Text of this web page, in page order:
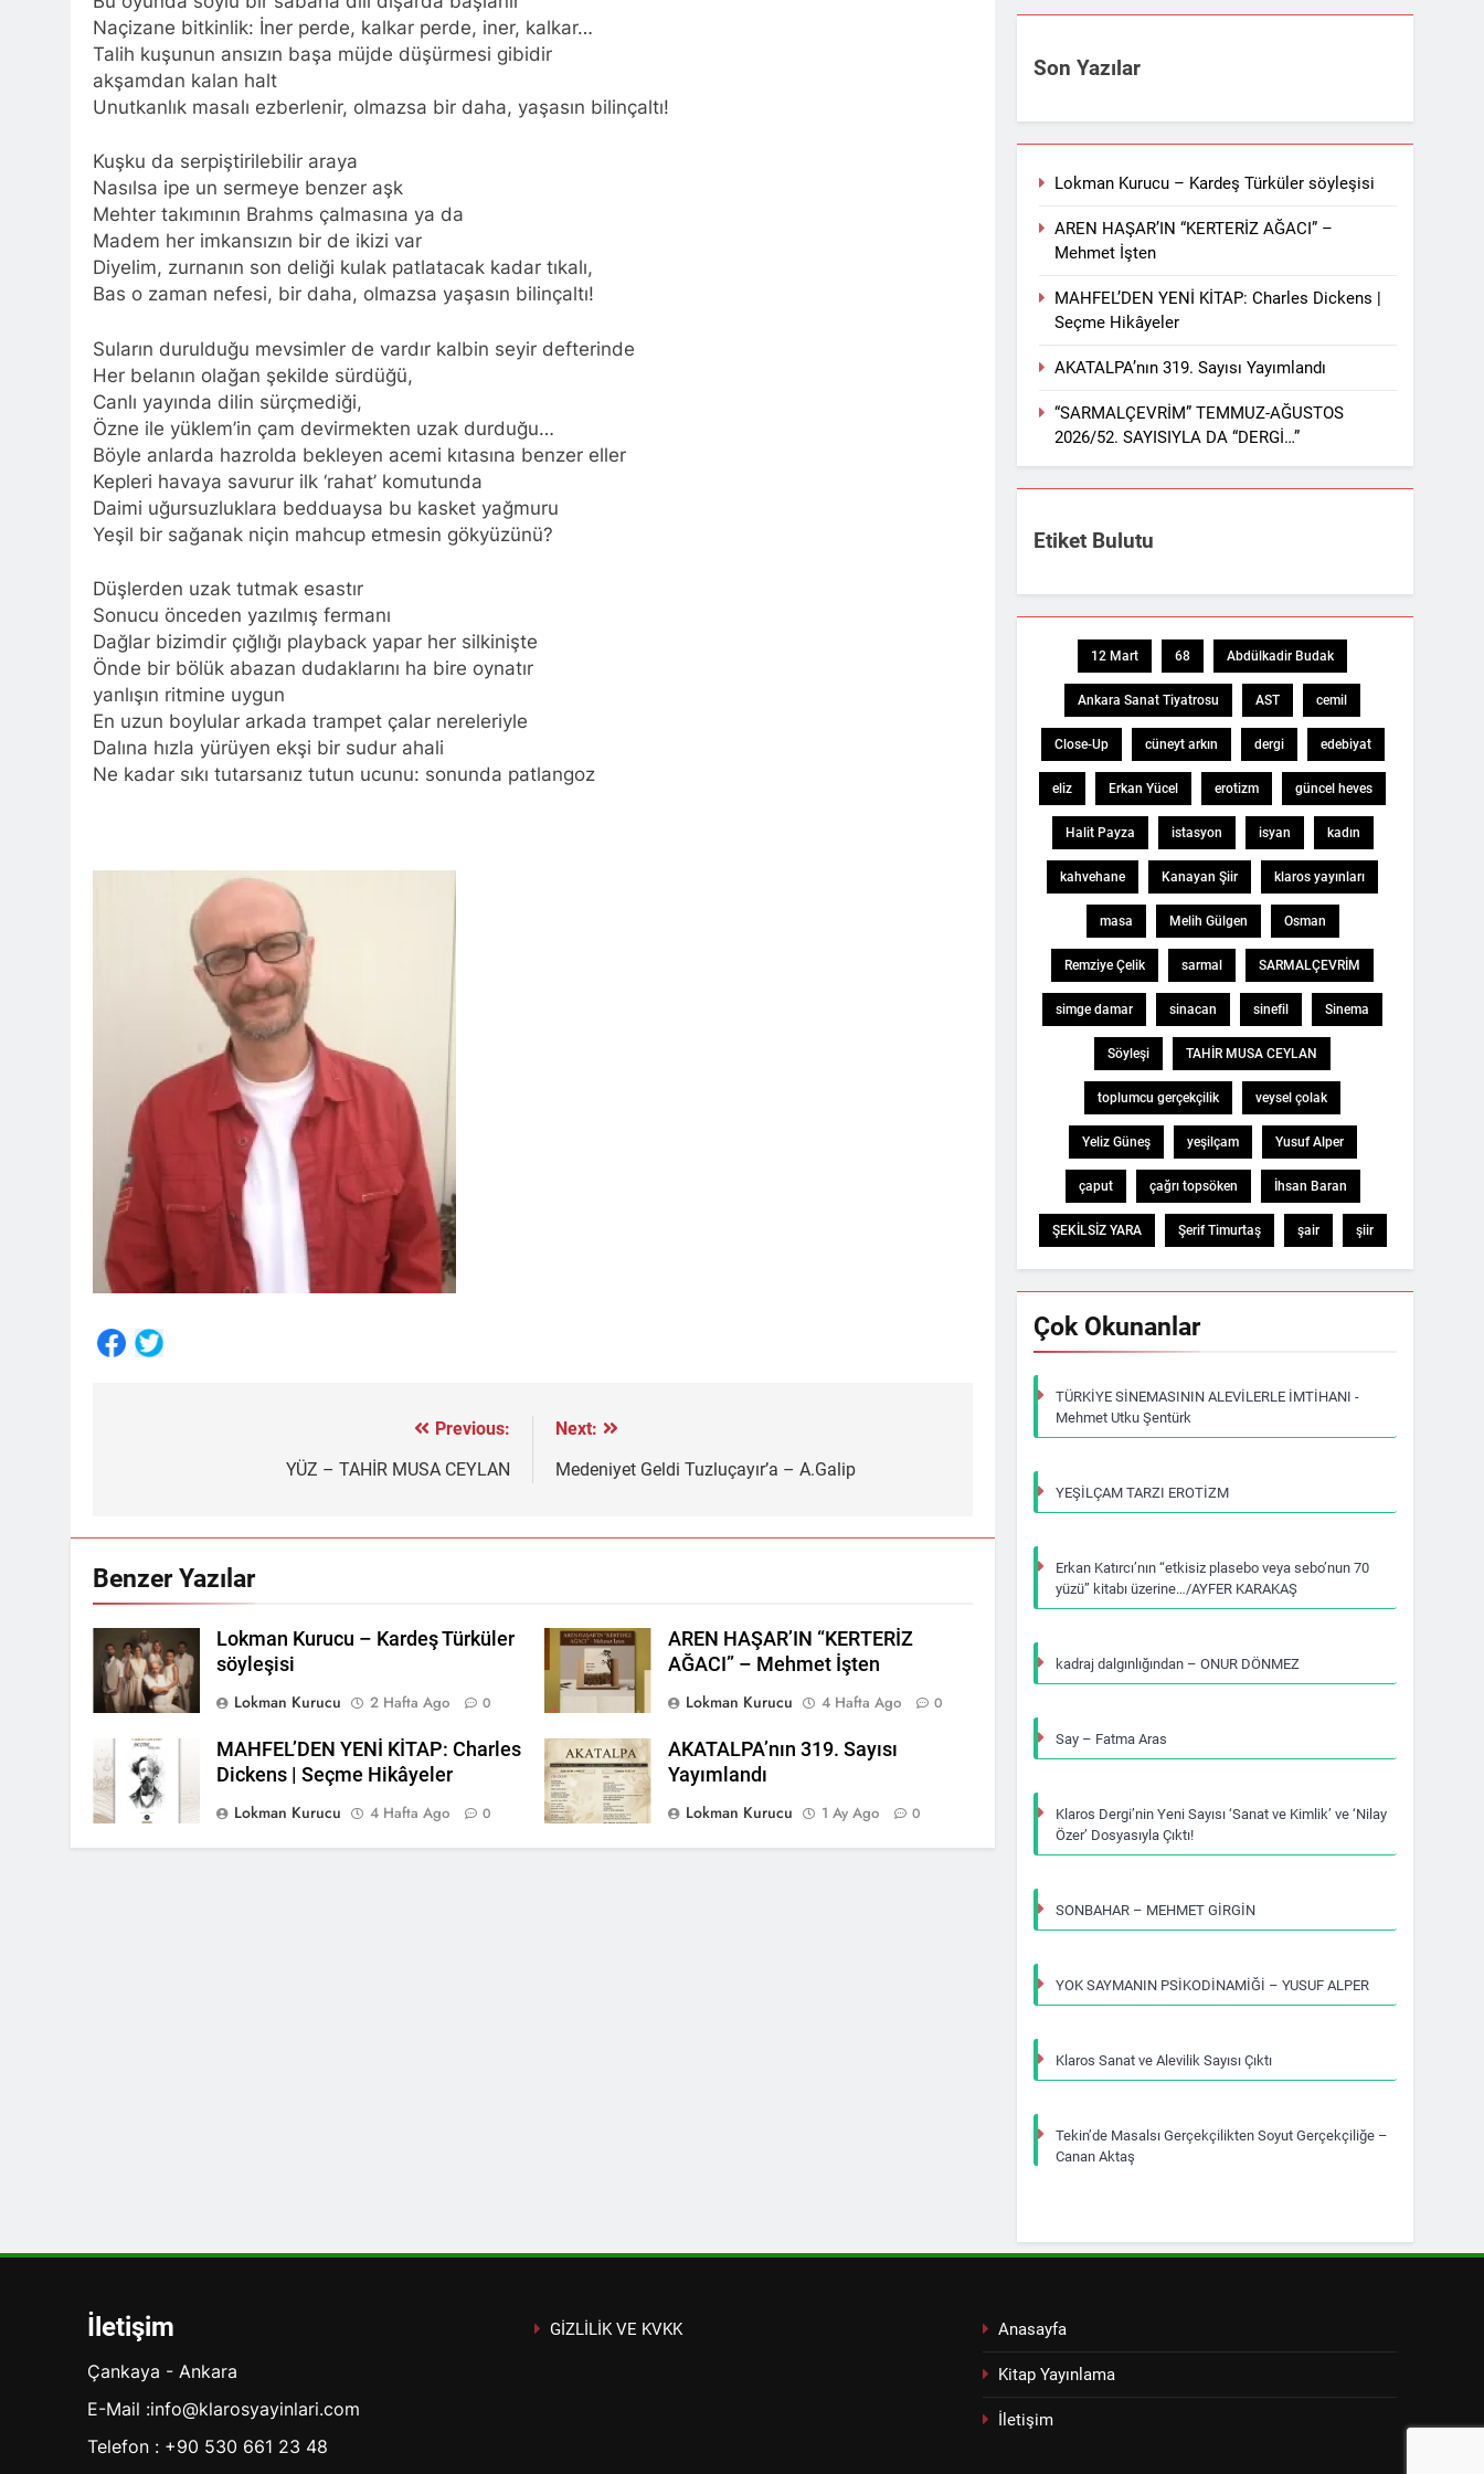
Naçizane bitkinlik: İner perde, kalkar perde, iner, kalkar…
Talih kuşunun ansızın başa müjde düşürmesi gibidir
akşamdan kalan halt
Unutkanlık masalı ezberlenir, olmazsa bir daha, yaşasın bilinçaltı!
Kuşku da serpiştirilebilir araya
Nasılsa ipe un sermeye benzer aşk
Mehter takımının Brahms çalmasına ya da
Madem her imkansızın bir de ikizi var
Diyelim, zurnanın son deliği kulak patlatacak kadar tıkalı,
Bas o zaman nefesi, bir daha, olmazsa yaşasın bilinçaltı!
Suların durulduğu mevsimler de vardır kalbin seyir defterinde
Her belanın olağan şekilde sürdüğü,
Canlı yayında dilin sürçmediği,
Özne ile yüklem’in çam devirmekten uzak durduğu…
Böyle anlarda hazrolda bekleyen acemi kıtasına benzer eller
Kepleri havaya savurur ilk ‘rahat’ komutunda
Daimi uğursuzluklara bedduaysa bu kasket yağmuru
Yeşil bir sağanak niçin mahcup etmesin gökyüzünü?
Düşlerden uzak tutmak esastır
Sonucu önceden yazılmış fermanı
Dağlar bizimdir çığlığı playback yapar her silkinişte
Önde bir bölük abazan dudaklarını ha bire oynatır
yanlışın ritmine uygun
En uzun boylular arkada trampet çalar nereleriyle
Dalına hızla yürüyen ekşi bir sudur ahali
Ne kadar sıkı tutarsanız tutun ucunu: sonunda patlangoz
Previous:
YÜZ – TAHİR MUSA CEYLAN
Next:
Medeniyet Geldi Tuzluçayır’a – A.Galip
Benzer Yazılar
Lokman Kurucu – Kardeş Türküler
söyleşisi
Lokman Kurucu
2 Hafta Ago 0
AREN HAŞAR’IN “KERTERİZ
AĞACI” – Mehmet İşten
Lokman Kurucu
4 Hafta Ago 0
MAHFEL’DEN YENİ KİTAP: Charles
Dickens | Seçme Hikâyeler
Lokman Kurucu
4 Hafta Ago 0
AKATALPA’nın 319. Sayısı
Yayımlandı
Lokman Kurucu
1 Ay Ago 0
Son Yazılar
Lokman Kurucu – Kardeş Türküler söyleşisi
AREN HAŞAR’IN “KERTERİZ AĞACI” –
Mehmet İşten
MAHFEL’DEN YENİ KİTAP: Charles Dickens |
Seçme Hikâyeler
AKATALPA’nın 319. Sayısı Yayımlandı
“SARMALÇEVRİM” TEMMUZ-AĞUSTOS
2026/52. SAYISIYLA DA “DERGİ…”
Etiket Bulutu
12 Mart 68 Abdülkadir Budak
Ankara Sanat Tiyatrosu AST cemil
Close-Up cüneyt arkın dergi edebiyat
eliz Erkan Yücel erotizm güncel heves
Halit Payza istasyon isyan kadın
kahvehane Kanayan Şiir klaros yayınları
masa Melih Gülgen Osman
Remziye Çelik sarmal SARMALÇEVRİM
simge damar sinacan sinefil Sinema
Söyleşi TAHİR MUSA CEYLAN
toplumcu gerçekçilik veysel çolak
Yeliz Güneş yeşilçam Yusuf Alper
çaput çağrı topsöken İhsan Baran
ŞEKİLSİZ YARA Şerif Timurtaş şair şiir
Çok Okunanlar
TÜRKİYE SİNEMASININ ALEVİLERLE İMTİHANI -
Mehmet Utku Şentürk
YEŞİLÇAM TARZI EROTİZM
Erkan Katırcı’nın “etkisiz plasebo veya sebo’nun 70
yüzü” kitabı üzerine…/AYFER KARAKAŞ
kadraj dalgınlığından – ONUR DÖNMEZ
Say – Fatma Aras
Klaros Dergi’nin Yeni Sayısı ‘Sanat ve Kimlik’ ve ‘Nilay
Özer’ Dosyasıyla Çıktı!
SONBAHAR – MEHMET GİRGİN
YOK SAYMANIN PSİKODİNAMİĞİ – YUSUF ALPER
Klaros Sanat ve Alevilik Sayısı Çıktı
Tekin’de Masalsı Gerçekçilikten Soyut Gerçekçiliğe –
Canan Aktaş
İletişim
Çankaya - Ankara
E-Mail :info@klarosyayinlari.com
Telefon : +90 530 661 23 48
GİZLİLİK VE KVKK Anasayfa
Kitap Yayınlama
İletişim